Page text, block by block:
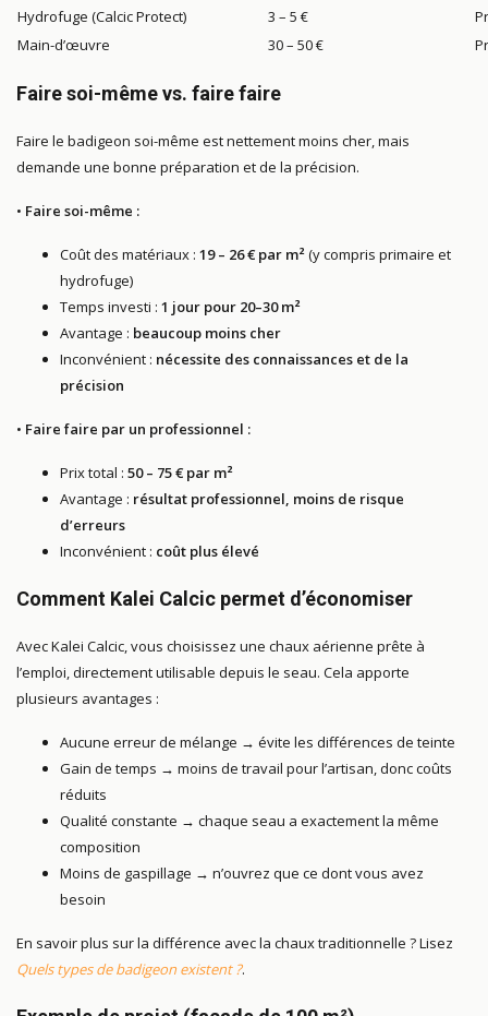
Hydrofuge (Calcic Protect)
3 – 5 €
Main-d’œuvre
30 – 50 €
Faire soi-même vs. faire faire
Faire le badigeon soi-même est nettement moins cher, mais
demande une bonne préparation et de la précision.
• Faire soi-même :
Coût des matériaux : 19 – 26 € par m²(y compris primaire et
hydrofuge)
Temps investi : 1 jour pour 20–30 m²
Avantage : beaucoup moins cher
Inconvénient : nécessite des connaissances et de la
précision
• Faire faire par un professionnel :
Prix total : 50 – 75 € par m²
Avantage : résultat professionnel, moins de risque
d’erreurs
Inconvénient : coût plus élevé
Comment Kalei Calcic permet d’économiser
Avec Kalei Calcic, vous choisissez une chaux aérienne prête à
l’emploi, directement utilisable depuis le seau. Cela apporte
plusieurs avantages :
Aucune erreur de mélange → évite les différences de teinte
Gain de temps → moins de travail pour l’artisan, donc coûts
réduits
Qualité constante → chaque seau a exactement la même
composition
Moins de gaspillage → n’ouvrez que ce dont vous avez
besoin
En savoir plus sur la différence avec la chaux traditionnelle ? Lisez
Quels types de badigeon existent ?.